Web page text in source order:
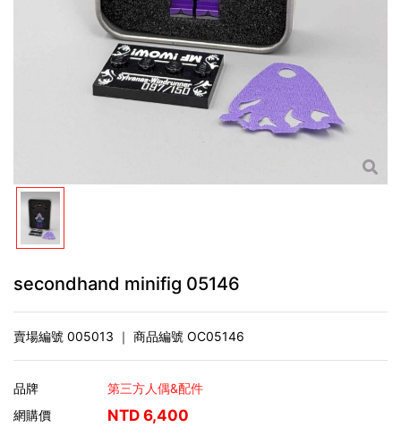
secondhand minifig 05146
賣場編號 005013 ｜ 商品編號 OC05146
品牌
第三方人偶&配件
網購價
NTD 6,400